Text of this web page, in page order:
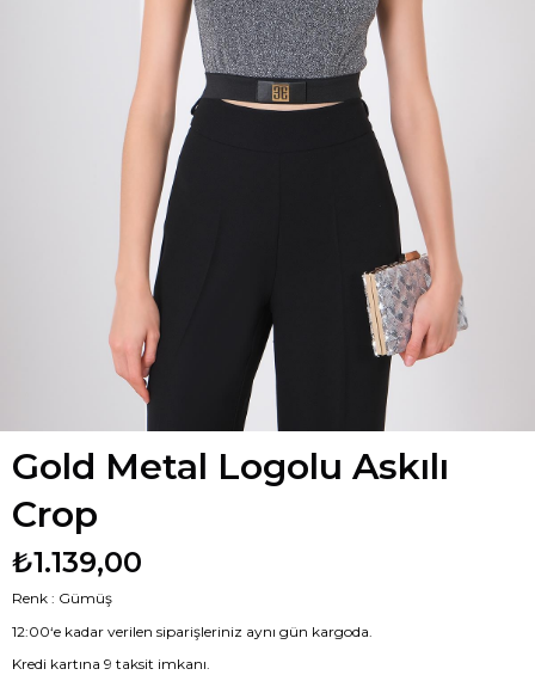
Gold Metal Logolu Askılı
Crop
₺1.139,00
Renk : Gümüş
12:00‘e kadar verilen siparişleriniz aynı gün kargoda.
Kredi kartına 9 taksit imkanı.